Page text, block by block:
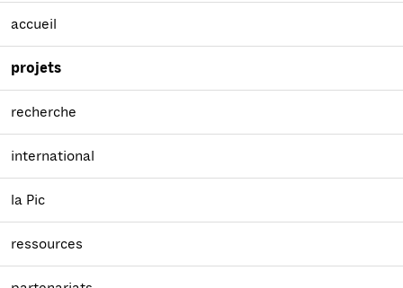
accueil
projets
recherche
international
la Pic
ressources